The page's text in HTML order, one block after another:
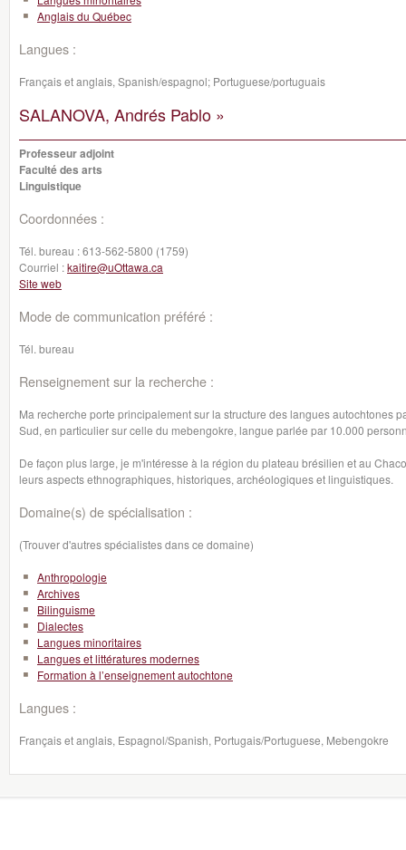
Anglais du Québec
Langues :
Français et anglais, Spanish/espagnol; Portuguese/portuguais
SALANOVA, Andrés Pablo »
Professeur adjoint
Faculté des arts
Linguistique
Coordonnées :
Tél. bureau :613-562-5800 (1759)
Courriel :kaitire@uOttawa.ca
Site web
Mode de communication préféré :
Tél. bureau
Renseignement sur la recherche :
Ma recherche porte principalement sur la structure des langues autochtones
Sud, en particulier sur celle du mebengokre, langue parlée par 10.000
De façon plus large, je m'intéresse à la région du plateau brésilien et au
leurs aspects ethnographiques, historiques, archéologiques et linguistiques.
Domaine(s) de spécialisation :
(Trouver d'autres spécialistes dans ce domaine)
Anthropologie
Archives
Bilinguisme
Dialectes
Langues minoritaires
Langues et littératures modernes
Formation à l’enseignement autochtone
Langues :
Français et anglais, Espagnol/Spanish, Portugais/Portuguese, Mebengokre